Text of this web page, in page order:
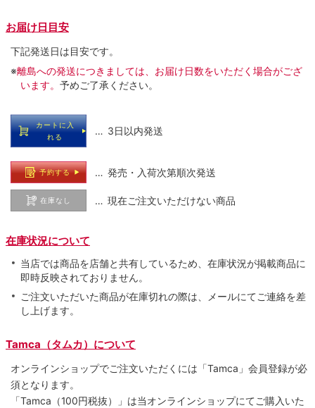
お届け日目安
下記発送日は目安です。
※離島への発送につきましては、お届け日数をいただく場合がござ
います。 予めご了承ください。
カートに入
れる
… 3日以内発送
予約する … 発売・入荷次第順次発送
在庫なし … 現在ご注文いただけない商品
在庫状況について
当店では商品を店舗と共有しているため、在庫状況が掲載商品に
即時反映されておりません。
ご注文いただいた商品が在庫切れの際は、メールにてご連絡を差
し上げます。
Tamca（タムカ）について
オンラインショップでご注⽂いただくには「Tamca」会員登録が必
須となります。
「Tamca （100円税抜）
」は当オンラインショップにてご購⼊いた